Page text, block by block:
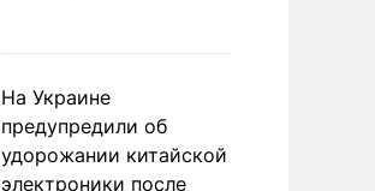
На Украине
предупредили об
удорожании китайской
электроники после